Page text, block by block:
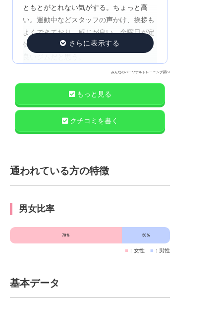
ともとがとれない気がする。ちょっと高
い。運動中などスタッフの声かけ、挨拶も
よくできており、感じが良い。金曜日が定
休日がちょっとネックであるが、全体的に
みんなのパーソナルトレーニング調べ
もっと見る
クチコミを書く
通われている方の特徴
男女比率
70％ 30％
■ ：女性 ■ ：男性
基本データ